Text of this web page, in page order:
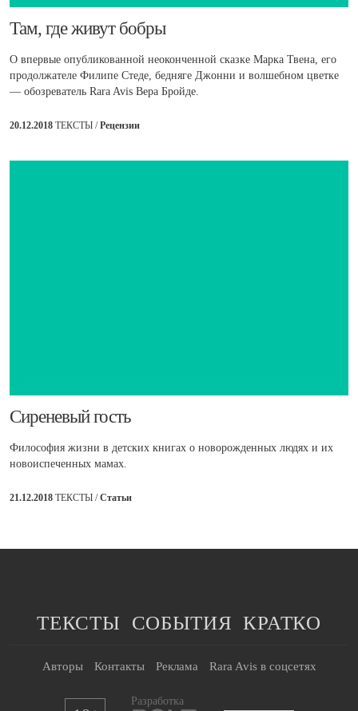
​Там, где живут бобры
О впервые опубликованной неоконченной сказке Марка Твена, его
продолжателе Филипе Стеде, бедняге Джонни и волшебном цветке
— обозреватель Rara Avis Вера Бройде.
20.12.2018 ТЕКСТЫ /Рецензии
​Сиреневый гость
Философия жизни в детских книгах о новорожденных людях и их
новоиспеченных мамах.
21.12.2018 ТЕКСТЫ /Статьи
ТЕКСТЫ СОБЫТИЯ КРАТКО
Авторы Контакты Реклама Rara Avis в соцсетях
Разработка